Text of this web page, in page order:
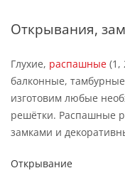
Открывания,
Глухие, распашные (1,
балконные,
изготовим любые
решётки. Распашные
замками и
Открывание